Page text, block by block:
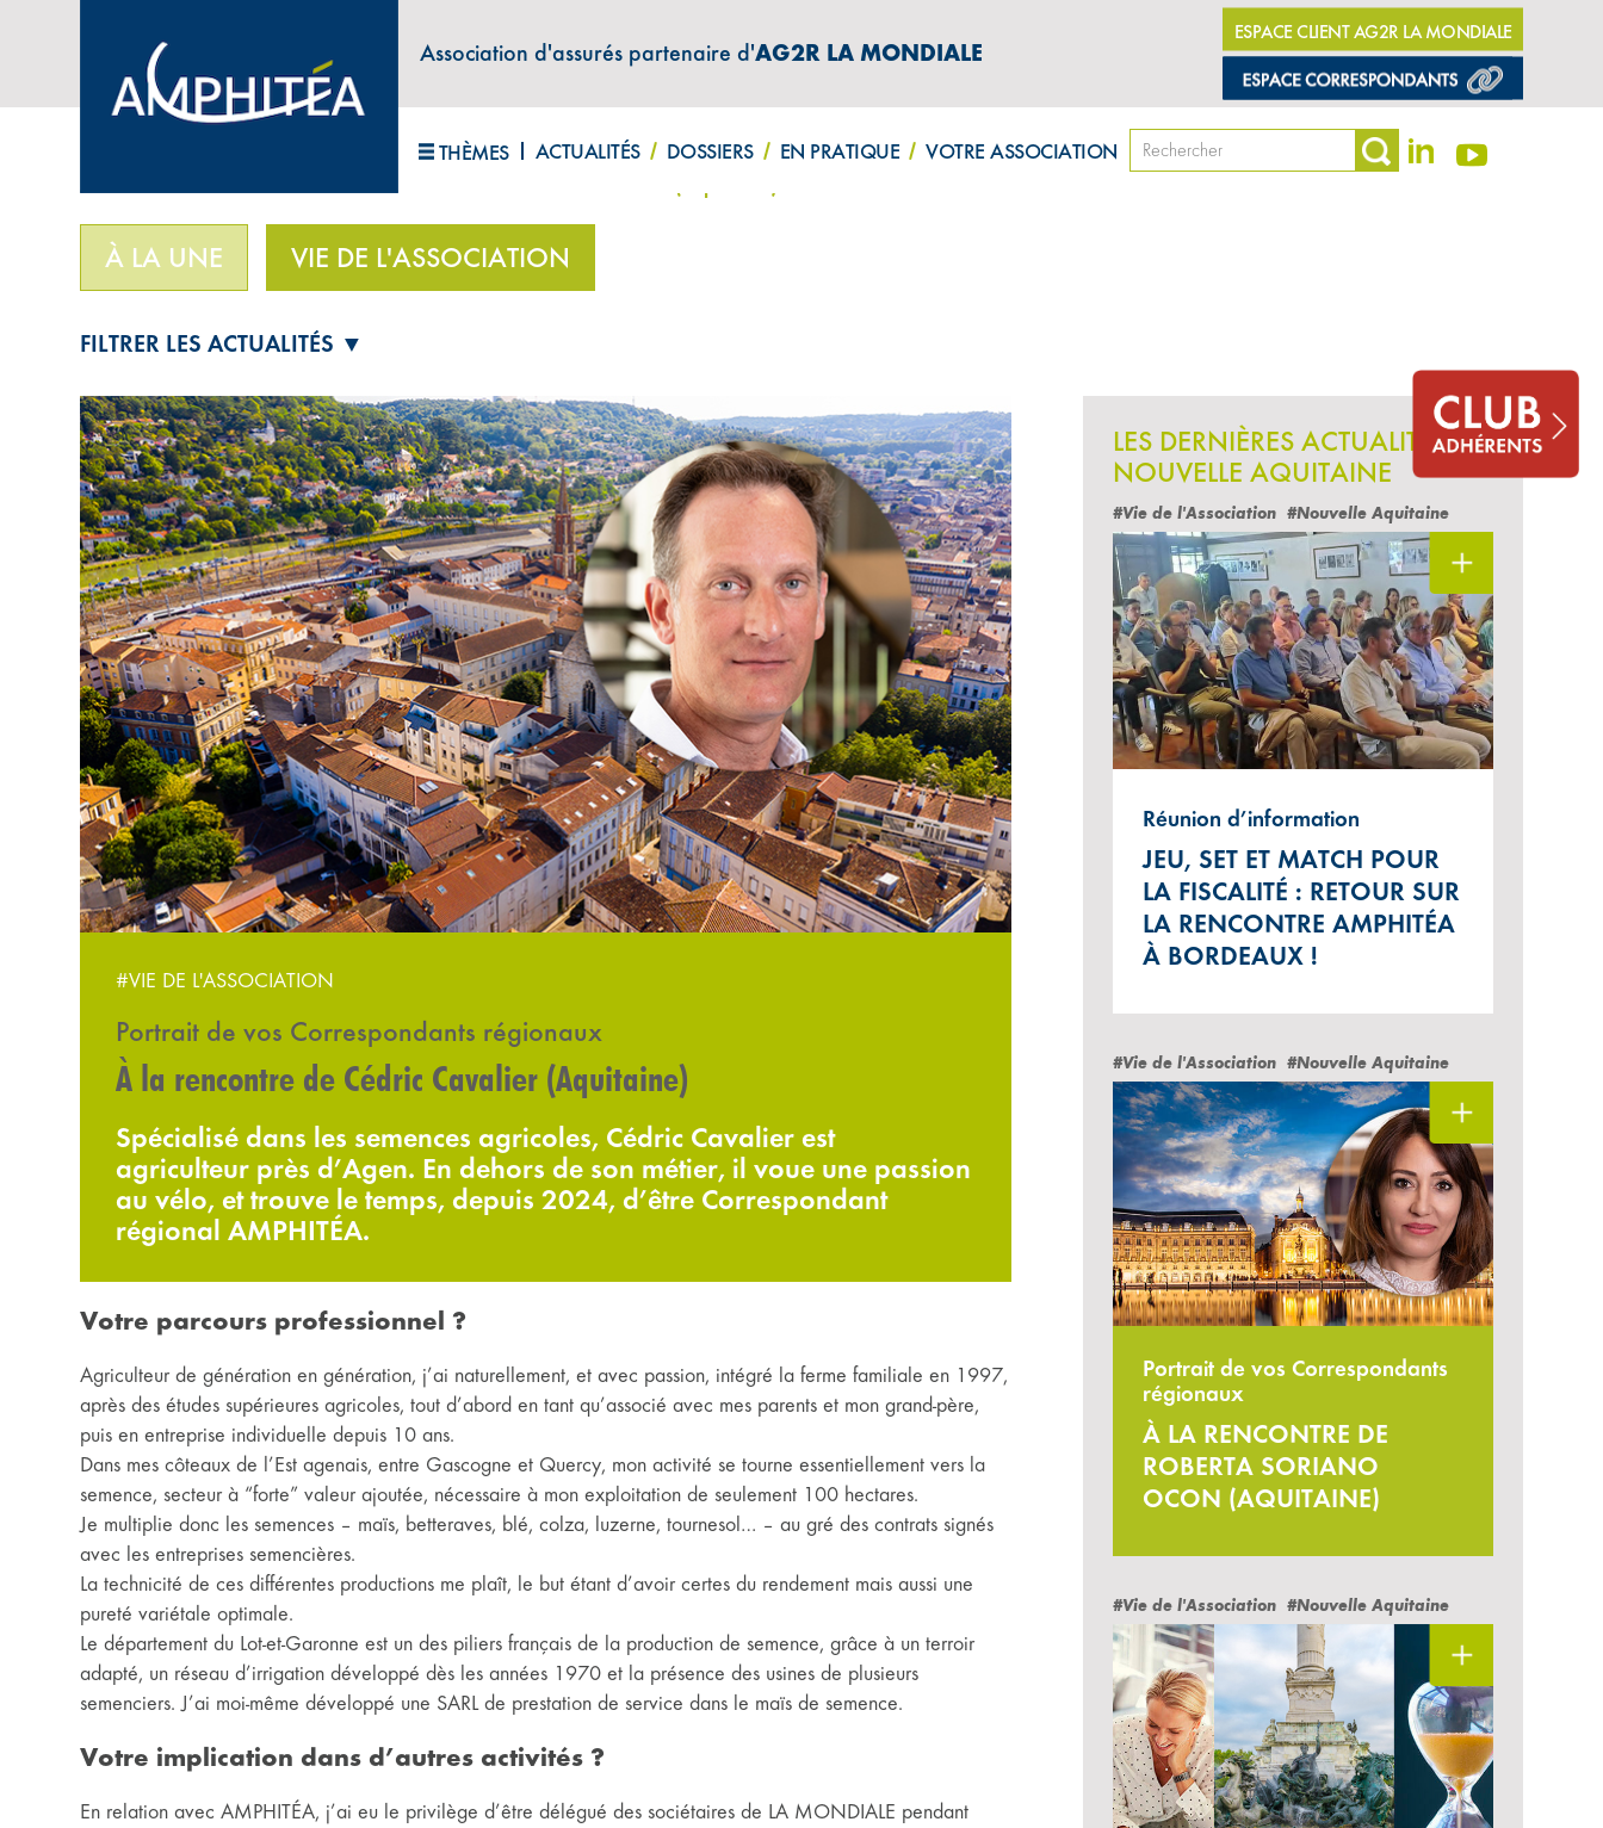
Association d'assurés partenaire d'AG2R LA MONDIALE
ESPACE CLIENT AG2R LA MONDIALE
THÈMES ACTUALITÉS DOSSIERS EN PRATIQUE VOTRE ASSOCIATION
ABONNEZ-VOUS À LA LETTRE D'INFORMATIONS "AMPHITÉA INFOS"
À LA UNE VIE DE L'ASSOCIATION
FILTRER LES ACTUALITÉS ▼
#VIE DE L'ASSOCIATION
Portrait de vos Correspondants régionaux
À la rencontre de Cédric Cavalier (Aquitaine)
Spécialisé dans les semences agricoles, Cédric Cavalier est
agriculteur près d’Agen. En dehors de son métier, il voue une passion
au vélo, et trouve le temps, depuis 2024, d’être Correspondant
régional AMPHITÉA.
Votre parcours professionnel ?
Agriculteur de génération en génération, j’ai naturellement, et avec passion, intégré la ferme familiale en 1997,
après des études supérieures agricoles, tout d’abord en tant qu’associé avec mes parents et mon grand-père,
puis en entreprise individuelle depuis 10 ans.
Dans mes côteaux de l’Est agenais, entre Gascogne et Quercy, mon activité se tourne essentiellement vers la
semence, secteur à “forte” valeur ajoutée, nécessaire à mon exploitation de seulement 100 hectares.
Je multiplie donc les semences – maïs, betteraves, blé, colza, luzerne, tournesol… – au gré des contrats signés
avec les entreprises semencières.
La technicité de ces différentes productions me plaît, le but étant d’avoir certes du rendement mais aussi une
pureté variétale optimale.
Le département du Lot-et-Garonne est un des piliers français de la production de semence, grâce à un terroir
adapté, un réseau d’irrigation développé dès les années 1970 et la présence des usines de plusieurs
semenciers. J’ai moi-même développé une SARL de prestation de service dans le maïs de semence.
Votre implication dans d’autres activités ?
En relation avec AMPHITÉA, j’ai eu le privilège d’être délégué des sociétaires de LA MONDIALE pendant
LES DERNIÈRES ACTUALITÉS
NOUVELLE AQUITAINE
#Vie de l'Association #Nouvelle Aquitaine
Réunion d’information
JEU, SET ET MATCH POUR
LA FISCALITÉ : RETOUR SUR
LA RENCONTRE AMPHITÉA
À BORDEAUX !
#Vie de l'Association #Nouvelle Aquitaine
Portrait de vos Correspondants
régionaux
À LA RENCONTRE DE
ROBERTA SORIANO
OCON (AQUITAINE)
#Vie de l'Association #Nouvelle Aquitaine